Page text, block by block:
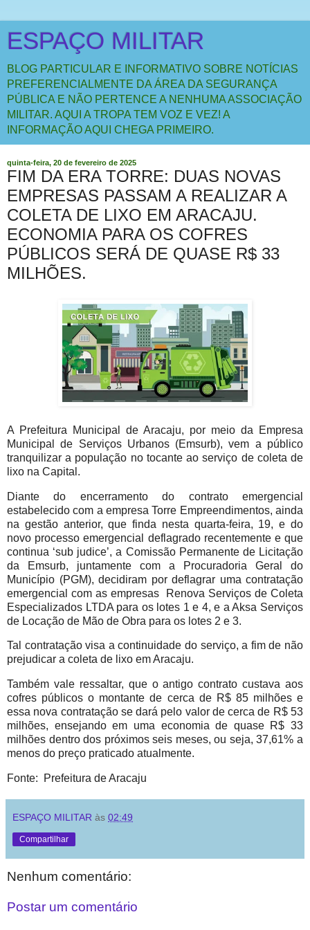
ESPAÇO MILITAR
BLOG PARTICULAR E INFORMATIVO SOBRE NOTÍCIAS
PREFERENCIALMENTE DA ÁREA DA SEGURANÇA
PÚBLICA E NÃO PERTENCE A NENHUMA ASSOCIAÇÃO
MILITAR. AQUI A TROPA TEM VOZ E VEZ! A
INFORMAÇÃO AQUI CHEGA PRIMEIRO.
quinta-feira, 20 de fevereiro de 2025
FIM DA ERA TORRE: DUAS NOVAS
EMPRESAS PASSAM A REALIZAR A
COLETA DE LIXO EM ARACAJU.
ECONOMIA PARA OS COFRES
PÚBLICOS SERÁ DE QUASE R$ 33
MILHÕES.
A Prefeitura Municipal de Aracaju, por meio da Empresa
Municipal de Serviços Urbanos (Emsurb), vem a público
tranquilizar a população no tocante ao serviço de coleta de
lixo na Capital.
Diante do encerramento do contrato emergencial
estabelecido com a empresa Torre Empreendimentos, ainda
na gestão anterior, que finda nesta quarta-feira, 19, e do
novo processo emergencial deflagrado recentemente e que
continua ‘sub judice’, a Comissão Permanente de Licitação
da Emsurb, juntamente com a Procuradoria Geral do
Município (PGM), decidiram por deflagrar uma contratação
emergencial com as empresas Renova Serviços de Coleta
Especializados LTDA para os lotes 1 e 4, e a Aksa Serviços
de Locação de Mão de Obra para os lotes 2 e 3.
Tal contratação visa a continuidade do serviço, a fim de não
prejudicar a coleta de lixo em Aracaju.
Também vale ressaltar, que o antigo contrato custava aos
cofres públicos o montante de cerca de R$ 85 milhões e
essa nova contratação se dará pelo valor de cerca de R$ 53
milhões, ensejando em uma economia de quase R$ 33
milhões dentro dos próximos seis meses, ou seja, 37,61% a
menos do preço praticado atualmente.
Fonte: Prefeitura de Aracaju
ESPAÇO MILITAR às 02:49
Compartilhar
Nenhum comentário:
Postar um comentário